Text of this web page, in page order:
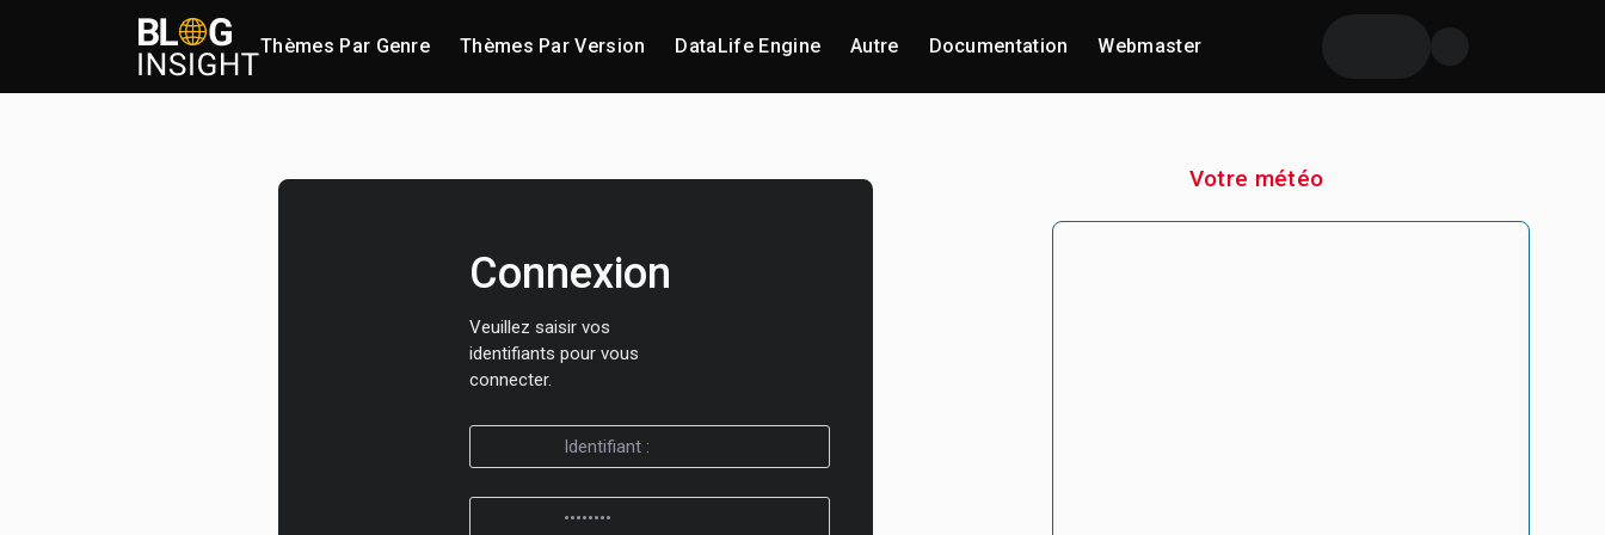
Thèmes Par Genre Thèmes Par Version DataLife Engine Autre Documentation Webmaster
Connexion
Veuillez saisir vos
identifiants pour vous
connecter.
Votre météo